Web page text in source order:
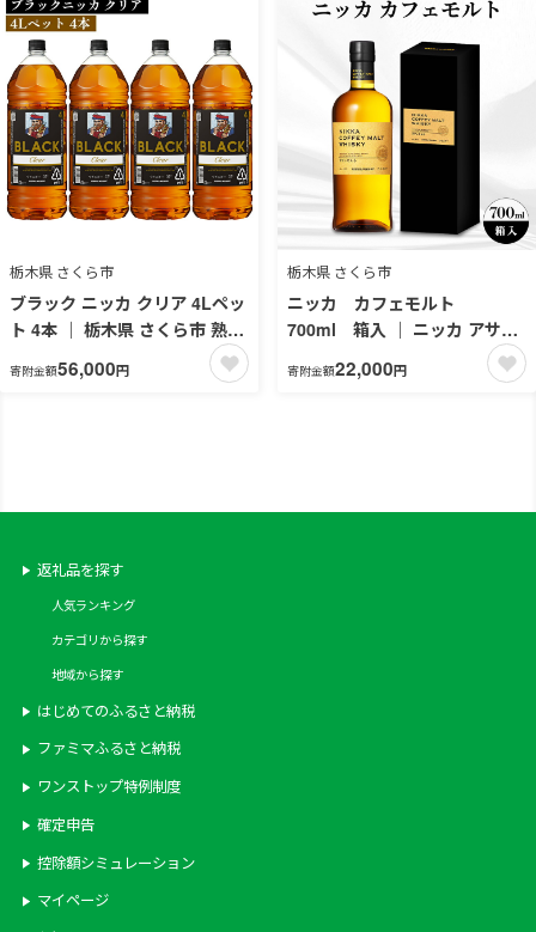
Japanese whisky プレゼント
ギフト 贈り物 贈答 熟成ウイス
キー アルコール ブレンデッド
ウイスキー ウイスキーギフト
蒸溜所 晩酌 ハイボール ロック
お湯割り 水割り 家飲み
レゼント ギフト 贈り物 贈答 熟
成ウイスキー アルコール ブレ
ンデッドウイスキー ウイスキ
ーギフト 蒸溜所 晩酌 ハイボー
ル ロック お湯割り 水割り 家飲
み リッチブレンド ディープブ
レンド スペシャル ウヰスキー
栃木県 さくら市
ブラック ニッカ クリア 4Lペッ
ト 4本 ｜ 栃木県 さくら市 熟成
ニッカ ウィスキー お酒 酒 国産
洋酒 ウイスキー セット
蒸溜所 晩酌 ハイボール ロック
グレーン ウヰスキー リットル
寄附金額56,000円
栃木県 さくら市
ニッカ カフェモルト
700ml 箱入 ｜ ニッカ アサヒ
ウィスキー お酒 酒 ハイボール
お湯割り 水割り ロック 飲む 国
寄附金額22,000円
返礼品を探す
人気ランキング
カテゴリから探す
地域から探す
はじめてのふるさと納税
ファミマふるさと納税
ワンストップ特例制度
確定申告
控除額シミュレーション
マイページ